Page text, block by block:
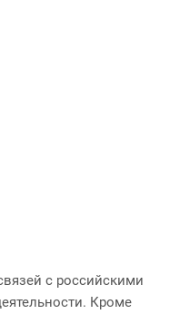
с российскими
Кроме